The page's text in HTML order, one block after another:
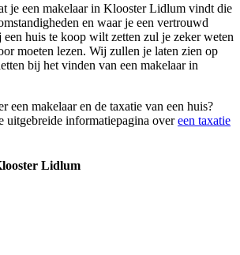
je een makelaar in Klooster Lidlum vindt die
en waar je een vertrouwd
huis te koop wilt zetten zul je zeker weten
moeten lezen. Wij zullen je laten zien op
bij het vinden van een makelaar in
een makelaar en de taxatie van een huis?
uitgebreide informatiepagina overeen taxatie
Lidlum